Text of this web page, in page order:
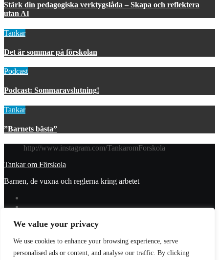
We value your privacy
We use cookies to enhance your browsing experience, serve
personalised ads or content, and analyse our traffic. By clicking
Stärk din pedagogiska verktygslåda – Skapa och reflektera
utan AI
Tankar
Det är sommar på förskolan
Podcast
Podcast: Sommaravslutning!
Tankar
”Barnets bästa”
http://www.instagram.com/TankaromForskola
Tankar om Förskola
Barnen, de vuxna och reglerna kring arbetet
Donera
Integritetspolicy